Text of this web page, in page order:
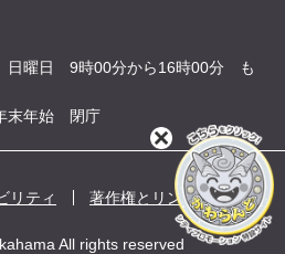
日曜日 9時00分から16時00分 も
末年始 閉庁
リティ 著作権とリンク
All rights reserved
閉